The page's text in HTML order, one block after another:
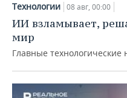
Технологии 08 авг, 00:00
ИИ взламывает,
мир
Главные